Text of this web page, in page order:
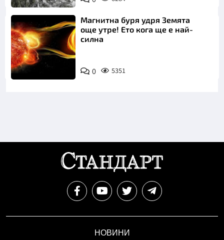
Магнитна буря удря Земята
още утре! Ето кога ще е най-
силна
0 5351
НОВИНИ